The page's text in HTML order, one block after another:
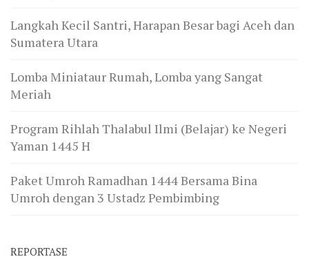
Langkah Kecil Santri, Harapan Besar bagi Aceh dan
Sumatera Utara
Lomba Miniataur Rumah, Lomba yang Sangat
Meriah
Program Rihlah Thalabul Ilmi (Belajar) ke Negeri
Yaman 1445 H
Paket Umroh Ramadhan 1444 Bersama Bina
Umroh dengan 3 Ustadz Pembimbing
REPORTASE